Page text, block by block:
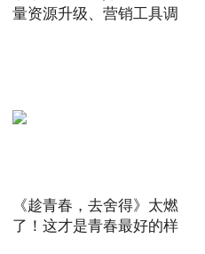
量资源升级、营销工具调
《趁青春，去舍得》太燃
了！这才是青春最好的样